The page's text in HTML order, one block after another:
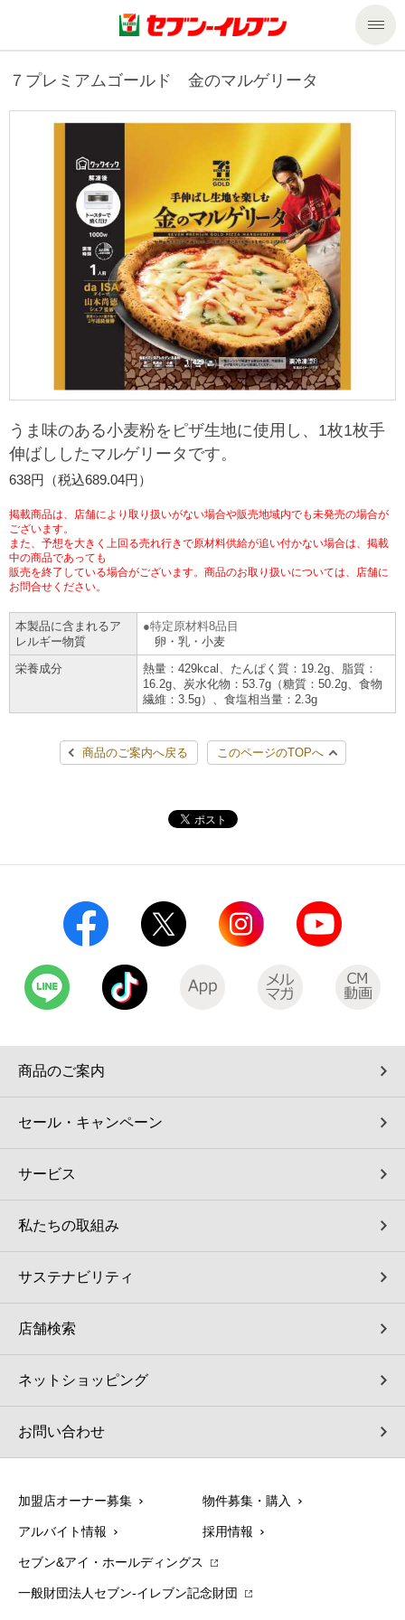
商品のご案内
商品のご案内トップ
今週の新商品
来週の新商品
商品カテゴリ一覧
食の安全・安心への取組み
ギフト
プリペイドカード・金券
ニンテンドー・ダウンロードカード
セール・キャンペーン
サービストップ
nanacoトップ
マルチコピー機でできること
マルチコピー機でできることトップ
コピー
プリント
スキャン
ファクス
チケット
宅配便
切手・はがき・印紙
セブン銀行ATM
ご利用可能なお支払い方法
各種料金のお支払い
自転車シェアリング（店舗限定）
モバイルバッテリーシェアリング（店舗限定）
チケットサービス
セブンチケット
チケットぴあ
イープラス
CNプレイガイド
セブン‐イレブンでお受取り
タワーレコード
セブンネットショッピング
停電時のサービス停止のお知らせ
企業情報トップ
企業理念
会社概要
貸借対照表・損益計算書
沿革
国内店舗数
セブン-イレブンの歴史
私たちの取組み
サステナビリティ
サステナビリティトップ
セブン＆アイ・ホールディングスの重点課題
サステナビリティ活動基本方針
サステナビリティ推進体制
GREEN CHALLENGE 2050
4VISIONS
サステナビリティニュース
サステナビリティレポート
加盟店オーナー募集
店舗検索
ネットショッピング
お問い合わせ
Language
English (Corporate)
English (Services)
한국어(서비스)
７プレミアムゴールド 金のマルゲリータ
うま味のある小麦粉をピザ生地に使用し、1枚1枚手
伸ばししたマルゲリータです。
638円（税込689.04円）
掲載商品は、店舗により取り扱いがない場合や販売地域内でも未発売の場合が
ございます。
また、予想を大きく上回る売れ行きで原材料供給が追い付かない場合は、掲載
中の商品であっても
販売を終了している場合がございます。商品のお取り扱いについては、店舗に
お問合せください。
本製品に含まれるア
レルギー物質
特定原材料8品目
卵・乳・小麦
栄養成分
熱量：429kcal、たんぱく質：19.2g、脂質：
16.2g、炭水化物：53.7g（糖質：50.2g、食物
繊維：3.5g）、食塩相当量：2.3g
商品のご案内へ戻る このページのTOPへ
商品のご案内
セール・キャンペーン
サービス
私たちの取組み
サステナビリティ
店舗検索
ネットショッピング
お問い合わせ
加盟店オーナー募集 物件募集・購入
アルバイト情報 採用情報
セブン&アイ・ホールディングス
一般財団法人セブン-イレブン記念財団